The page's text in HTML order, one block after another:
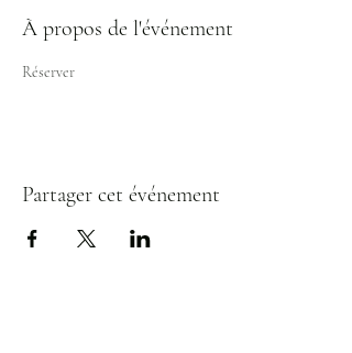
À propos de l'événement
Réserver
Partager cet événement